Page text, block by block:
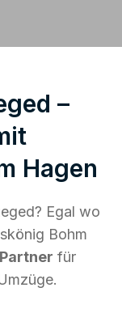
–
Hagen
Egal wo
Bohm
für